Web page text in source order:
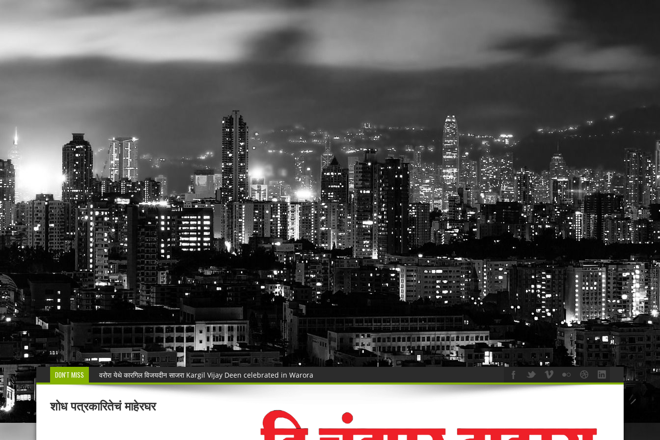
DON'T MISS
🚨 धडाकेबाज कारवाई! LCBच्या थरारक पाठलागानंतर ३५ गोवंशांची सुटका; २२.३५ लाखांचा मुद्देमाल जप्त
वाढदिवसाचा आनंद हिरवाईला अर्पण; रुपेश कुतरमारे यांचा वृक्षसंवर्धनाचा प्रेरणादायी संकल्प
भद्रावतीत जुगार अड्ड्यावर पोलिसांचा छापा; पाच जुगाऱ्यांना अटक!
🚨 राजुरा पोलिसांची धडाकेबाज कारवाई!Rajura Police's explosive action!
हनुमान मंदिराची दानपेटी फोडून १० हजारांवर डल्ला! भद्रावती पोलिसांनी रेकॉर्डवरील आरोपीला सुमठाण्यातून ठोकल्या बेड्या; ९,३००
शोध पत्रकारितेचं माहेरघर